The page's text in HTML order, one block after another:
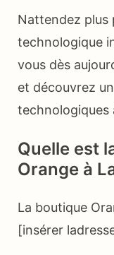
Nattendez plus
technologique
vous dès
et découvrez
technologiques
Quelle est
Orange à
La boutique
[insérer